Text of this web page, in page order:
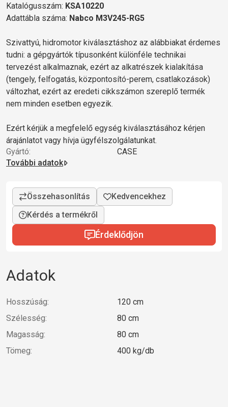
Katalógusszám: KSA10220
Adattábla száma: Nabco M3V245-RG5
Szivattyú, hidromotor kiválasztáshoz az alábbiakat érdemes
tudni: a gépgyártók típusonként különféle technikai
tervezést alkalmaznak, ezért az alkatrészek kialakítása
(tengely, felfogatás, központosító-perem, csatlakozások)
változhat, ezért az eredeti cikkszámon szereplő termék
nem minden esetben egyezik.
Ezért kérjük a megfelelő egység kiválasztásához kérjen
árajánlatot vagy hívja ügyfélszolgálatunkat.
Gyártó:
CASE
További adatok
Kérdés a termékről
Érdeklődjön
Adatok
Hosszúság:
120 cm
Szélesség:
80 cm
Magasság:
80 cm
Tömeg:
400 kg/db